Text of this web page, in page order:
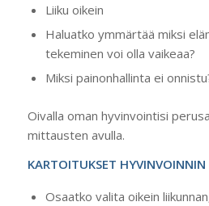
Liiku oikein
Haluatko ymmärtää miksi
tekeminen voi olla vaikeaa?
Miksi painonhallinta ei
Oivalla oman hyvinvointisi
mittausten avulla.
KARTOITUKSET
Osaatko valita oikein